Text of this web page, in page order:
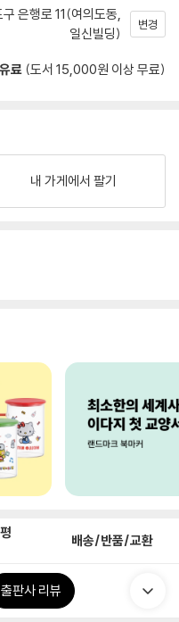
은행로 11(여의도동,
일신빌딩)
변경
유료 (도서 15,000원 이상 무료)
내 가게에서 팔기
배송/반품/교환
출판사 리뷰